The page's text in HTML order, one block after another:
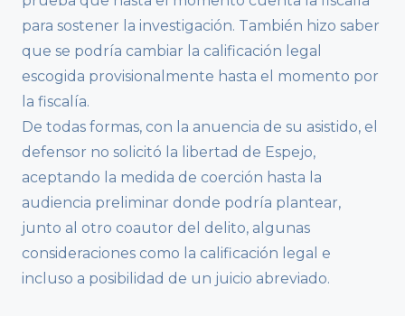
para sostener la investigación. También hizo saber
que se podría cambiar la calificación legal
escogida provisionalmente hasta el momento por
la fiscalía.
De todas formas, con la anuencia de su asistido, el
defensor no solicitó la libertad de Espejo,
aceptando la medida de coerción hasta la
audiencia preliminar donde podría plantear,
junto al otro coautor del delito, algunas
consideraciones como la calificación legal e
incluso a posibilidad de un juicio abreviado.